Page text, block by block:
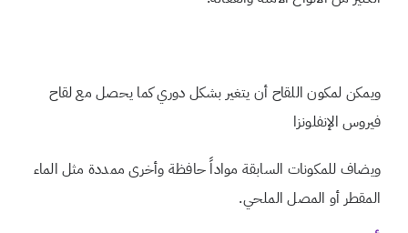
ويمكن لمكون اللقاح أن يتغير بشكل دوري كما يحصل مع لقاح
فيروس الإنفلونزا
ويضاف للمكونات السابقة مواداً حافظة وأخرى ممددة مثل الماء
المقطر أو المصل الملحي.